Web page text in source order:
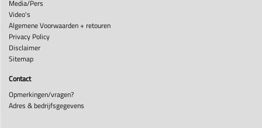
Media/Pers
Video's
Algemene Voorwaarden + retouren
Privacy Policy
Disclaimer
Sitemap
Contact
Opmerkingen/vragen?
Adres & bedrijfsgegevens